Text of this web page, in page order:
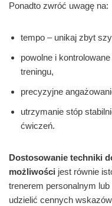
Ponadto zwróć uwagę na:
tempo – unikaj zbyt
powolne i
treningu,
precyzyjne
utrzymanie stóp
ćwiczeń.
Dostosowanie techniki
możliwości jest równie
trenerem personalnym
udzielić cennych